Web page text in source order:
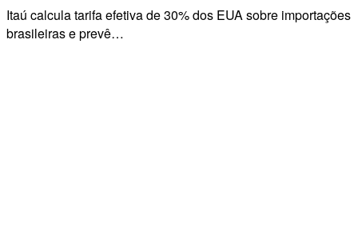
Itaú calcula tarifa efetiva de 30% dos EUA sobre importações
brasileiras e prevê…